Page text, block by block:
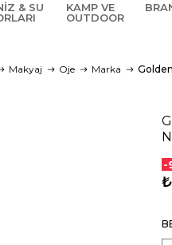
& SU
KAMP VE
OUTDOOR
Makyaj Oje Marka
-